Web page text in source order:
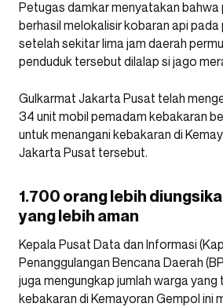
Petugas damkar menyatakan bahwa
berhasil melokalisir kobaran api pada
setelah sekitar lima jam daerah
penduduk tersebut dilalap si jago
Gulkarmat Jakarta Pusat telah
34 unit mobil pemadam kebakaran
untuk menangani kebakaran di
Jakarta Pusat tersebut.
1.700 orang lebih
yang lebih aman
Kepala Pusat Data dan Informasi
Penanggulangan Bencana Daerah
juga mengungkap jumlah warga
kebakaran di Kemayoran Gempol ini